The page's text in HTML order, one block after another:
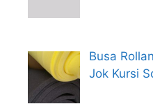
Busa
Jok Kursi